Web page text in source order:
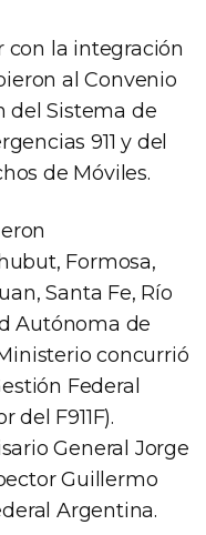
con la integración
al Convenio
del Sistema de
911 y del
de Móviles.
Formosa,
Santa Fe, Río
Autónoma de
concurrió
Federal
del F911F).
General Jorge
Guillermo
Argentina.